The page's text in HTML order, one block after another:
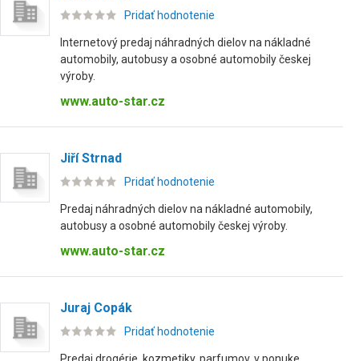
Pridať hodnotenie
Internetový predaj náhradných dielov na nákladné
automobily, autobusy a osobné automobily českej
výroby.
www.auto-star.cz
Jiří Strnad
Pridať hodnotenie
Predaj náhradných dielov na nákladné automobily,
autobusy a osobné automobily českej výroby.
www.auto-star.cz
Juraj Copák
Pridať hodnotenie